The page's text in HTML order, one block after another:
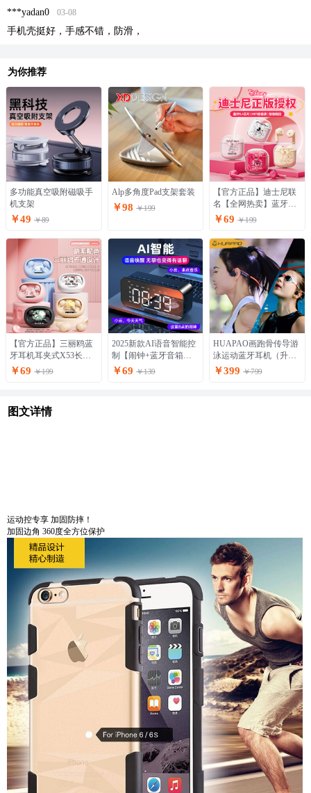
***yadan0 03-08
手机壳挺好，手感不错，防滑，
为你推荐
多功能真空吸附磁吸手
机支架
￥49 ￥89
Alp多角度Pad支架套装
￥98 ￥199
【官方正品】迪士尼联
名【全网热卖】蓝牙耳
机 真无线新款透明仓
￥69 ￥199
【官方正品】三丽鸥蓝
牙耳机耳夹式X53长续
航 运动专用耳机
￥69 ￥199
2025新款AI语音智能控
制【闹钟+蓝牙音箱】
可播放音乐
￥69 ￥139
HUAPAO画跑骨传导游
泳运动蓝牙耳机（升级
游泳版，自带32g内存）
￥399 ￥799
图文详情
运动控专享 加固防摔！
加固边角 360度全方位保护